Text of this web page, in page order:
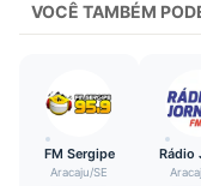
VOCÊ TAMBÉM
FM Sergipe
Aracaju/SE
Rádio